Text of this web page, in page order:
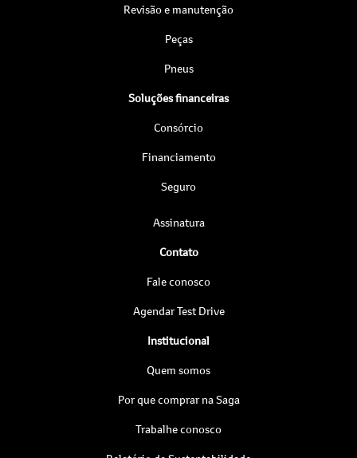
Revisão e manutenção
Peças
Pneus
Soluções financeiras
Consórcio
Financiamento
Seguro
Assinatura
Contato
Fale conosco
Agendar Test Drive
Institucional
Quem somos
Por que comprar na Saga
Trabalhe conosco